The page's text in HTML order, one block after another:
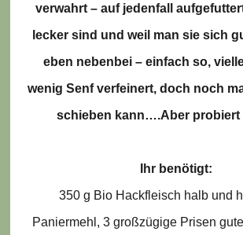
verwahrt – auf jedenfall
lecker sind und weil man sie sich
eben nebenbei – einfach so,
wenig Senf verfeinert, doch noch
schieben kann….Aber
Ihr benötigt:
350 g Bio Hackfleisch halb und
Paniermehl, 3 großzügige Prisen